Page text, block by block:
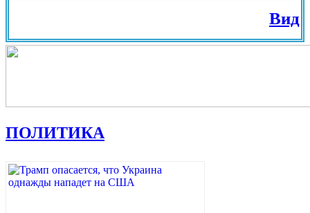
Вид на
ПОЛИТИКА